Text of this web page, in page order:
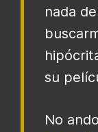
nada
su
No